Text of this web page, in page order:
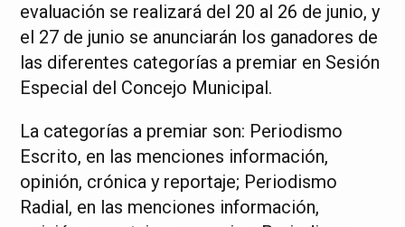
evaluación se realizará del 20 al 26 de junio, y
el 27 de junio se anunciarán los ganadores de
las diferentes categorías a premiar en Sesión
Especial del Concejo Municipal.
La categorías a premiar son: Periodismo
Escrito, en las menciones información,
opinión, crónica y reportaje; Periodismo
Radial, en las menciones información,